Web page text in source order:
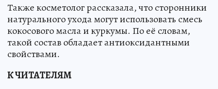
Также косметолог рассказала, что сторонники
натурального ухода могут использовать смесь
кокосового масла и куркумы. По её словам,
такой состав обладает антиоксидантными
свойствами.
К ЧИТАТЕЛЯМ